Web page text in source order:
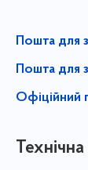
Пошта для
Пошта для
Офіційний